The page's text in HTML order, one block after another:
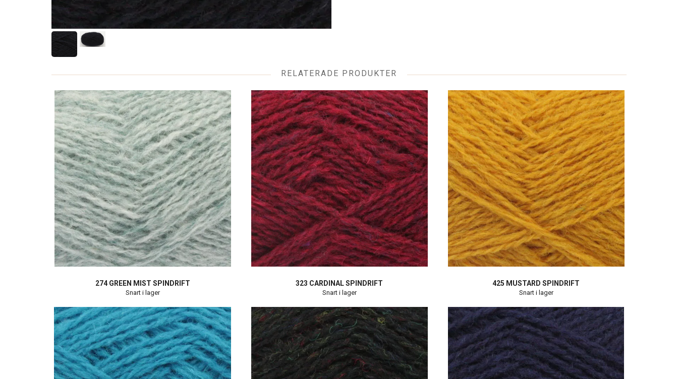
RELATERADE PRODUKTER
274 GREEN MIST SPINDRIFT
Snart i lager
323 CARDINAL SPINDRIFT
Snart i lager
425 MUSTARD SPINDRIFT
Snart i lager